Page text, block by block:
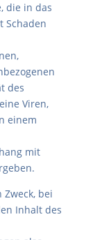
die in das
Schaden
des
Viren,
einem
mit
bei
Inhalt des